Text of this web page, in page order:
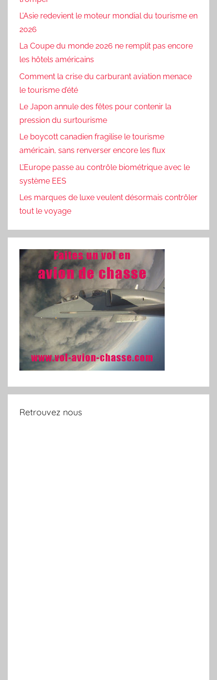
L’Asie redevient le moteur mondial du tourisme en
2026
La Coupe du monde 2026 ne remplit pas encore
les hôtels américains
Comment la crise du carburant aviation menace
le tourisme d’été
Le Japon annule des fêtes pour contenir la
pression du surtourisme
Le boycott canadien fragilise le tourisme
américain, sans renverser encore les flux
L’Europe passe au contrôle biométrique avec le
système EES
Les marques de luxe veulent désormais contrôler
tout le voyage
Retrouvez nous